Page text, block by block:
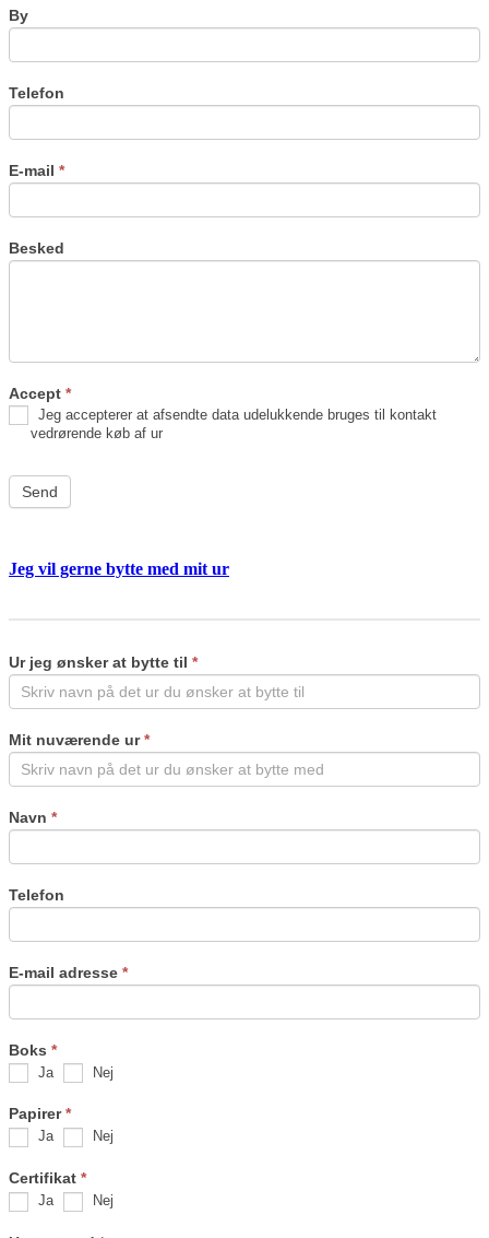
By
Telefon
E-mail *
Besked
Accept *
Jeg accepterer at afsendte data udelukkende bruges til kontakt
vedrørende køb af ur
Send
Jeg vil gerne bytte med mit ur
Ur jeg ønsker at bytte til *
Mit nuværende ur*
Navn *
Telefon
E-mail adresse *
Boks *
Ja Nej
Papirer*
Ja Nej
Certifikat *
Ja Nej
human,
leave
this
blank.